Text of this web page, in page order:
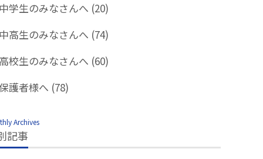
中学生のみなさんへ (20)
中高生のみなさんへ (74)
高校生のみなさんへ (60)
護者様へ (78)
Archives
記事